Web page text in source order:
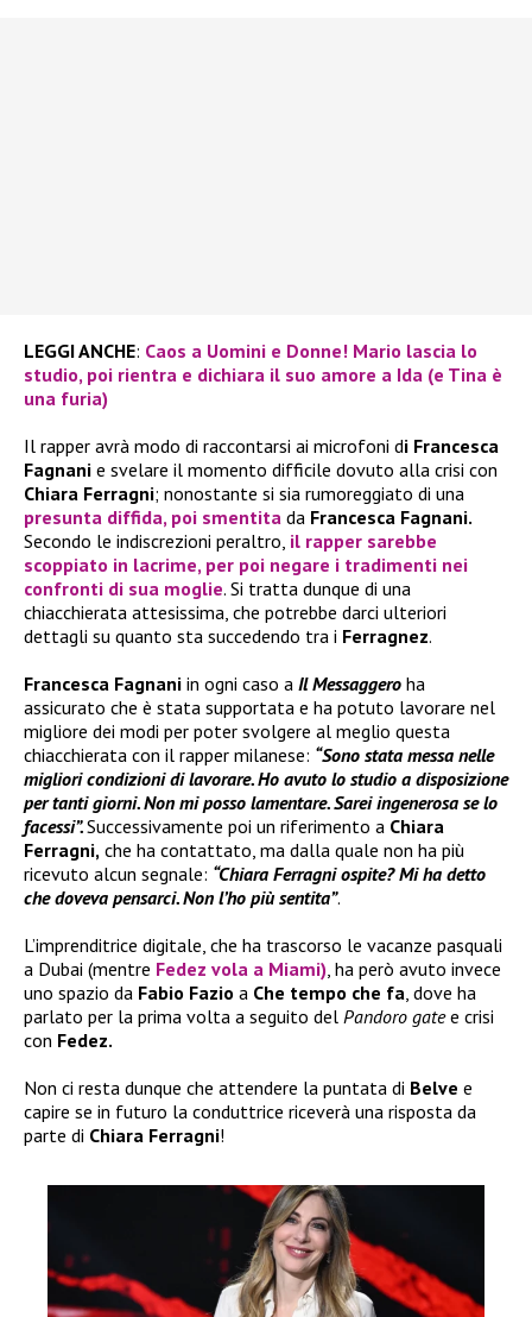
LEGGI ANCHE: Caos a Uomini e Donne! Mario lascia lo
studio, poi rientra e dichiara il suo amore a Ida (e Tina è
una furia)
Il rapper avrà modo di raccontarsi ai microfoni di Francesca
Fagnani e svelare il momento difficile dovuto alla crisi con
Chiara Ferragni; nonostante si sia rumoreggiato di una
presunta diffida, poi smentita da Francesca Fagnani.
Secondo le indiscrezioni peraltro, il rapper sarebbe
scoppiato in lacrime, per poi negare i tradimenti nei
confronti di sua moglie. Si tratta dunque di una
chiacchierata attesissima, che potrebbe darci ulteriori
dettagli su quanto sta succedendo tra i Ferragnez.
Francesca Fagnani in ogni caso a Il Messaggero ha
assicurato che è stata supportata e ha potuto lavorare nel
migliore dei modi per poter svolgere al meglio questa
chiacchierata con il rapper milanese: “Sono stata messa nelle
migliori condizioni di lavorare. Ho avuto lo studio a disposizione
per tanti giorni. Non mi posso lamentare. Sarei ingenerosa se lo
facessi”.Successivamente poi un riferimento a Chiara
Ferragni, che ha contattato, ma dalla quale non ha più
ricevuto alcun segnale: “Chiara Ferragni ospite? Mi ha detto
che doveva pensarci. Non l’ho più sentita”.
L’imprenditrice digitale, che ha trascorso le vacanze pasquali
a Dubai (mentre Fedez vola a Miami) , ha però avuto invece
uno spazio da Fabio Fazio a Che tempo che fa , dove ha
parlato per la prima volta a seguito del Pandoro gatee crisi
con Fedez.
Non ci resta dunque che attendere la puntata di Belve e
capire se in futuro la conduttrice riceverà una risposta da
parte di Chiara Ferragni!